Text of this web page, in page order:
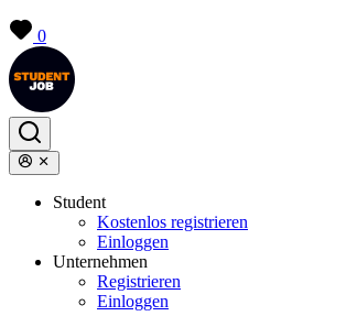
0
Student
Kostenlos registrieren
Einloggen
Unternehmen
Registrieren
Einloggen